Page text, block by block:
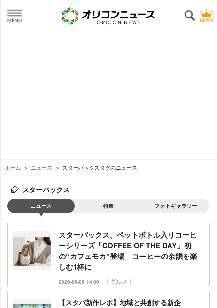
ホーム ニュース スターバックスタグのニュース
スターバックス
ニュース 特集 フォトギャラリー
スターバックス、ペットボトル入りコーヒ
ーシリーズ「COFFEE OF THE DAY」初
の“カフェモカ”登場 コーヒーの余韻を楽
しむ1杯に
2026-08-06 14:00 ｜グルメ｜
【スタバ新作レポ】地域と共創する新企